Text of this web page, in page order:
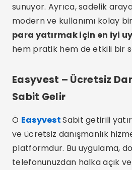
sunuyor. Ayrıca, sadelik
modern ve kullanımı kolay
para yatırmak için en iyi
hem pratik hem de etkili bir
Easyvest – Ücretsiz
Sabit Gelir
Ö EasyvestSabit getirili
ve ücretsiz danışmanlık
platformdur. Bu uygulama,
telefonunuzdan halka açık